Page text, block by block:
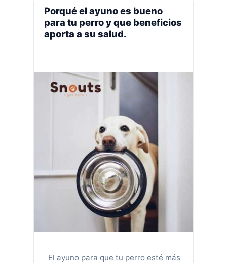
aliento. La importancia de la
microbiota en la salud general de su
…Leer más
Porqué el ayuno es bueno
para tu perro y que beneficios
aporta a su salud.
El ayuno para que tu perro esté más